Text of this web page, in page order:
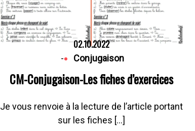
02.10.2022
- Conjugaison
CM-Conjugaison-Les fiches d’exercices
Je vous renvoie à la lecture de l’article portant
sur les fiches […]